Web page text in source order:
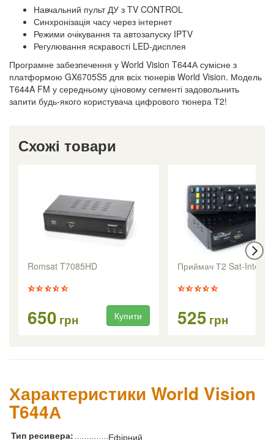
Навчальний пульт ДУ з TV CONTROL
Синхронізація часу через інтернет
Режими очікування та автозапуску IPTV
Регулювання яскравості LED-дисплея
Програмне забезпечення у World Vision T644А сумісне з
платформою GX6705S5 для всіх тюнерів World Vision. Модель
Т644A FM у середньому ціновому сегменті задовольнить
запити будь-якого користувача цифрового тюнера Т2!
Схожі товари
Romsat T7085HD
650 грн Купити
Приймач Т2 Sat-
525 грн
Характеристики World Vision
T644А
Тип ресивера: Ефірний